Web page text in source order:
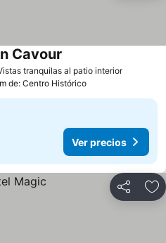
tranquilas al patio interior
Cavour
de: Centro Histórico
Ver precios
Compartir